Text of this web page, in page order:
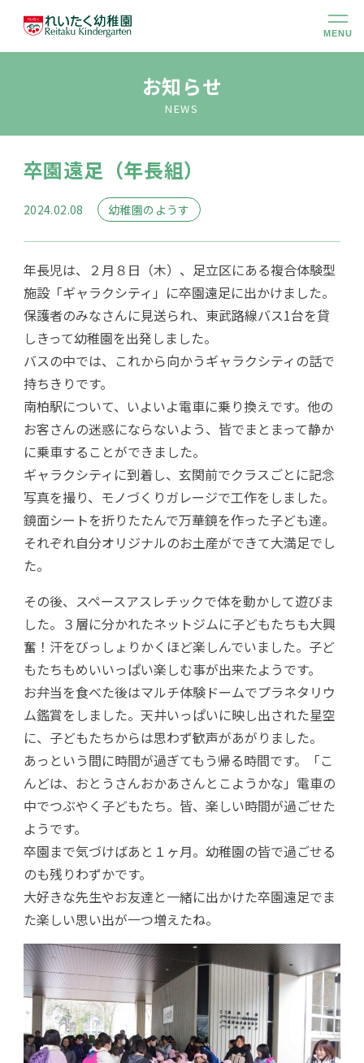
MENU
幼稚園のこと
大切にしていること
幼稚園での生活
未就園児クラス
入園のご案内
アクセス
お知らせ
NEWS
卒園遠足（年長組）
2024.02.08 幼稚園のようす
年長児は、２月８日（木）、足立区にある複合体験型
施設「ギャラクシティ」に卒園遠足に出かけました。
保護者のみなさんに見送られ、東武路線バス1台を貸
しきって幼稚園を出発しました。
バスの中では、これから向かうギャラクシティの話で
持ちきりです。
南柏駅について、いよいよ電車に乗り換えです。他の
お客さんの迷惑にならないよう、皆でまとまって静か
に乗車することができました。
ギャラクシティに到着し、玄関前でクラスごとに記念
写真を撮り、モノづくりガレージで工作をしました。
鏡面シートを折りたたんで万華鏡を作った子ども達。
それぞれ自分オリジナルのお土産ができて大満足でし
た。
その後、スペースアスレチックで体を動かして遊びま
した。３層に分かれたネットジムに子どもたちも大興
奮！汗をびっしょりかくほど楽しんでいました。子ど
もたちもめいいっぱい楽しむ事が出来たようです。
お弁当を食べた後はマルチ体験ドームでプラネタリウ
ム鑑賞をしました。天井いっぱいに映し出された星空
に、子どもたちからは思わず歓声があがりました。
あっという間に時間が過ぎてもう帰る時間です。「こ
んどは、おとうさんおかあさんとこようかな」電車の
中でつぶやく子どもたち。皆、楽しい時間が過ごせた
ようです。
卒園まで気づけばあと１ヶ月。幼稚園の皆で過ごせる
のも残りわずかです。
大好きな先生やお友達と一緒に出かけた卒園遠足でま
た楽しい思い出が一つ増えたね。